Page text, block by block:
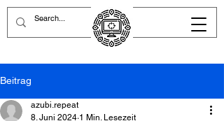
Beitrag
azubi.repeat
8. Juni 2024 1 Min. Lesezeit